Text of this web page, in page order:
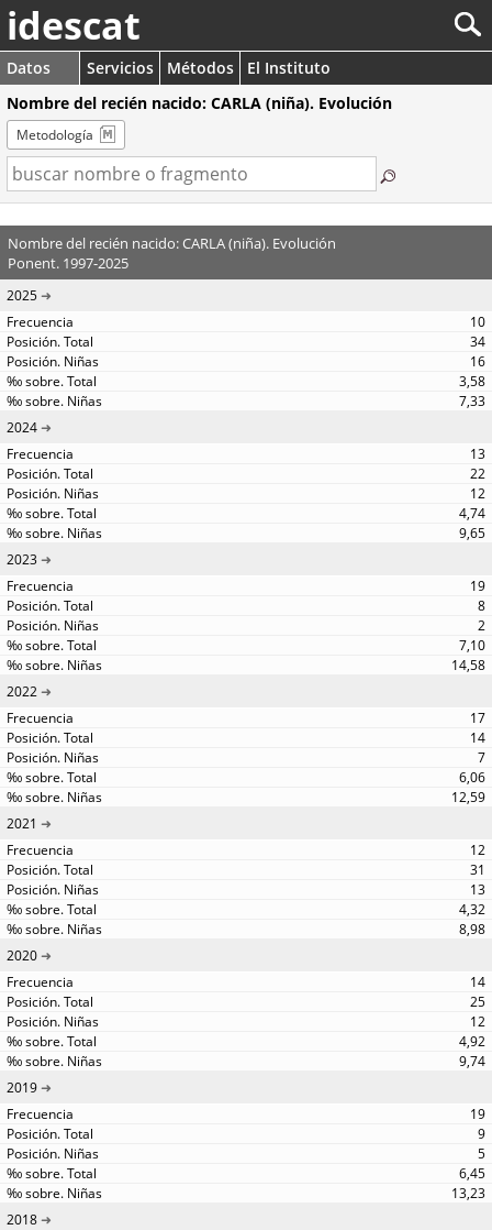
idescat
Datos Servicios Métodos
El Instituto
Nombre del recién nacido: CARLA (niña). Evolución
Metodología
Nombre del recién nacido: CARLA (niña). Evolución
Ponent. 1997-2025
2025
10
34
16
3,58
7,33
2024
13
22
12
4,74
9,65
2023
19
8
2
7,10
14,58
2022
17
14
7
6,06
12,59
2021
12
31
13
4,32
8,98
2020
14
25
12
4,92
9,74
2019
19
9
5
6,45
13,23
2018